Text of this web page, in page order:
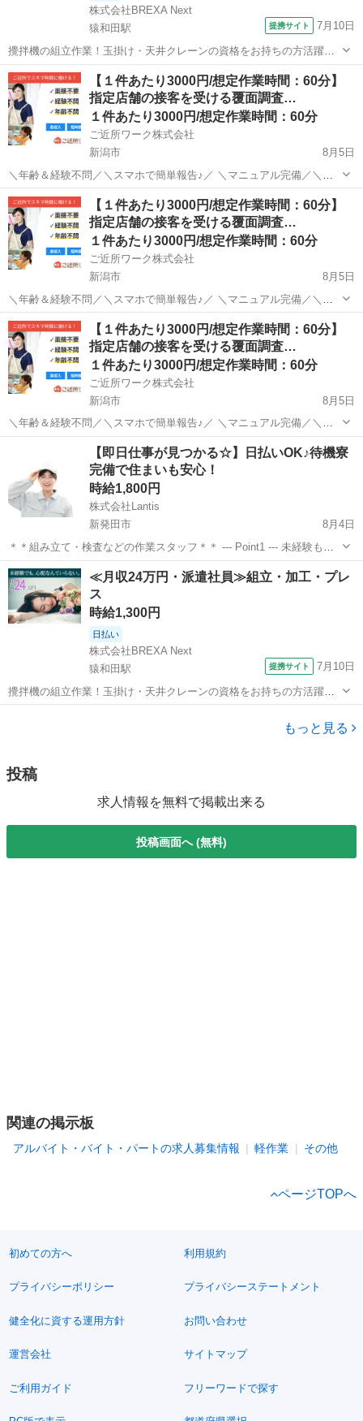
株式会社BREXA Next
猿和田駅
提携サイト 7月10日
攪拌機の組立作業！玉掛け・天井クレーンの資格をお持ちの方活躍中
★未経験活躍中！20代～40代の男性活躍中！赴任旅費会社負担！時給
1,300円！備品付の1R寮無料！《新潟県五泉市》 人気の工場のお仕事
◇攪拌機の組立作業◇ ...
新潟 五泉市 猿和田駅 その他
【１件あたり3000円/想定作業時間：60分】
指定店舗の接客を受ける覆面調査…
１件あたり3000円/想定作業時間：60分
ご近所ワーク株式会社
新潟市
8月5日
＼年齢＆経験不問／＼スマホで簡単報告♪／ ＼マニュアル完備／＼ス
キマ時間のお小遣い稼ぎにぴったり／ ※業務委託なので履歴書不要で
す。 指定店舗の接客を受ける覆面調査のお仕事のお仕事です♪ 指定店
舗へ訪問する覆面調査・報告...
新潟 新潟市 その他 1件
【１件あたり3000円/想定作業時間：60分】
指定店舗の接客を受ける覆面調査…
１件あたり3000円/想定作業時間：60分
ご近所ワーク株式会社
新潟市
8月5日
＼年齢＆経験不問／＼スマホで簡単報告♪／ ＼マニュアル完備／＼ス
キマ時間のお小遣い稼ぎにぴったり／ ※業務委託なので履歴書不要で
す。 指定店舗の接客を受ける覆面調査のお仕事のお仕事です♪ 指定店
舗へ訪問する覆面調査・報告...
新潟 新潟市 その他
【１件あたり3000円/想定作業時間：60分】
指定店舗の接客を受ける覆面調査…
１件あたり3000円/想定作業時間：60分
ご近所ワーク株式会社
新潟市
8月5日
＼年齢＆経験不問／＼スマホで簡単報告♪／ ＼マニュアル完備／＼ス
キマ時間のお小遣い稼ぎにぴったり／ ※業務委託なので履歴書不要で
舗へ訪問する覆面調査・報告...
その他
【即日仕事が見つかる☆】日払いOK♪待機寮
完備で住まいも安心！
時給1,800円
株式会社Lantis
新発田市
8月4日
＊＊組み立て・検査などの作業スタッフ＊＊ --- Point1 --- 未経験も就
業OK！ 工場未経験でもご安心ください！！ 先輩スタッフがイチから
丁寧にサポート！ 未経験からスタートした方も多数活躍しています
☆...
新潟 新発田市 工場 スタッフ
≪月収24万円・派遣社員≫組立・加工・プレ
ス
時給1,300円
日払い
株式会社BREXA Next
猿和田駅
提携サイト 7月10日
攪拌機の組立作業！玉掛け・天井クレーンの資格をお持ちの方活躍中
★未経験活躍中！20代～40代の男性活躍中！赴任旅費会社負担！時給
もっと見る
投稿
求人情報を無料で掲載出来る
投稿画面へ (無料)
関連の掲示板
アルバイト・バイト・パートの求人募集情報 軽作業 その他
ページTOPへ
初めての方へ 利用規約
プライバシーポリシー プライバシーステートメント
健全化に資する運用方針 お問い合わせ
運営会社 サイトマップ
ご利用ガイド フリーワードで探す